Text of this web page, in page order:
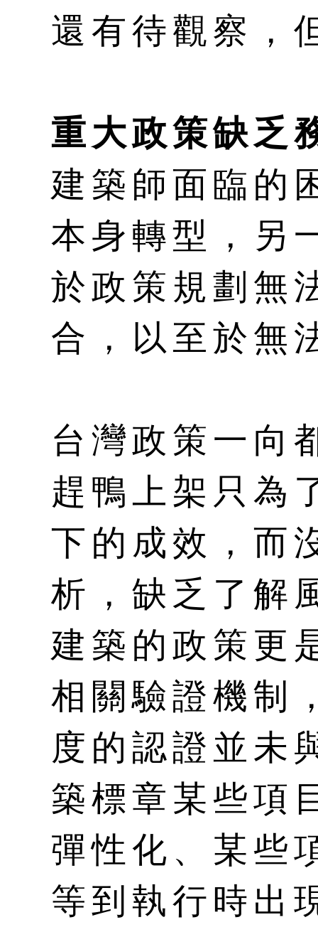
還有待觀察，
重大政策缺乏
建築師面臨的
本身轉型，另
於政策規劃無
合，以至於無
台灣政策一向
趕鴨上架只為
下的成效，而
析，缺乏了解
建築的政策更
相關驗證機制
度的認證並未
築標章某些項
彈性化、某些
等到執行時出